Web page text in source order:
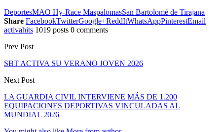
DeportesMAO Hy-Race MaspalomasSan Bartolomé de Tirajana
Share FacebookTwitterGoogle+ReddItWhatsAppPinterestEmail
activahits 1019 posts 0 comments
Prev Post
SBT ACTIVA SU VERANO JOVEN 2026
Next Post
LA GUARDIA CIVIL INTERVIENE MÁS DE 1.200
EQUIPACIONES DEPORTIVAS VINCULADAS AL
MUNDIAL 2026